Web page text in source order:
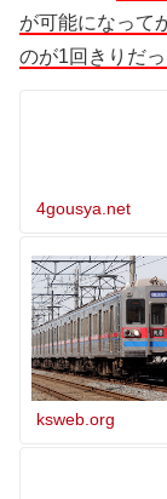
が可能になって
のが1回きりだ
4gousya.net
ksweb.org